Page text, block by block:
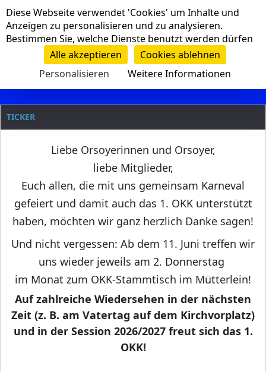
Navigation
Clanname
TICKER
Liebe Orsoyerinnen und Orsoyer,
liebe Mitglieder,
Euch allen, die mit uns gemeinsam Karneval
gefeiert und damit auch das 1. OKK unterstützt
haben, möchten wir ganz herzlich Danke sagen!
Und nicht vergessen: Ab dem 11. Juni treffen wir
uns wieder jeweils am 2. Donnerstag
im Monat zum OKK-Stammtisch im Mütterlein!
Auf zahlreiche Wiedersehen in der nächsten
Zeit (z. B. am Vatertag auf dem Kirchvorplatz)
und in der Session 2026/2027 freut sich das 1.
OKK!
Cookie-Einstellungen
Diese Webseite verwendet 'Cookies' um Inhalte und
Anzeigen zu personalisieren und zu analysieren.
Bestimmen Sie, welche Dienste benutzt werden dürfen
Alle akzeptieren
Cookies ablehnen
Personalisieren
Weitere Informationen